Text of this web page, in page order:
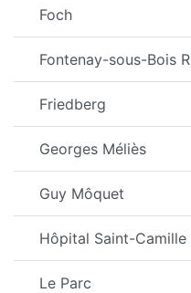
Foch
Fontenay-sous-Bois
Friedberg
Georges Méliès
Guy Môquet
Hôpital Saint-Camille
Le Parc